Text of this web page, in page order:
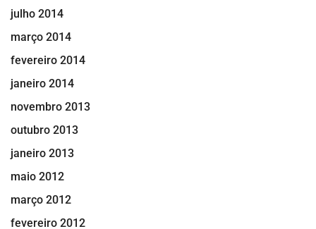
julho 2014
março 2014
fevereiro 2014
janeiro 2014
novembro 2013
outubro 2013
janeiro 2013
maio 2012
março 2012
fevereiro 2012